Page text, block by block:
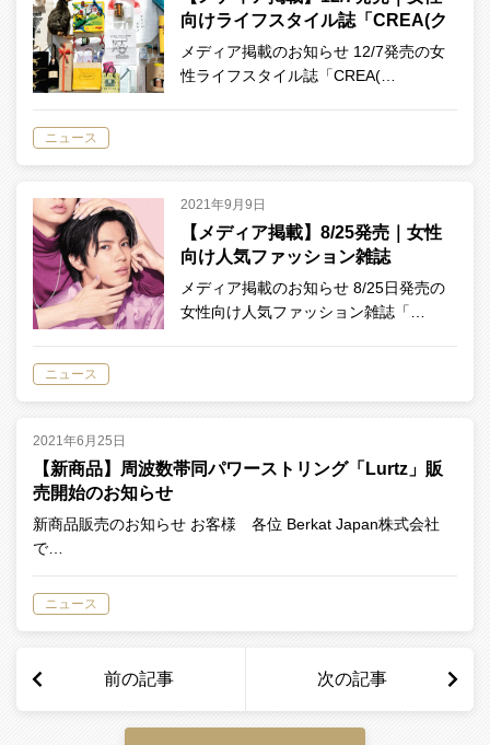
向けライフスタイル誌「CREA(ク
レア)」に掲載されました
メディア掲載のお知らせ 12/7発売の女
性ライフスタイル誌「CREA(…
ニュース
2021年9月9日
【メディア掲載】8/25発売｜女性
向け人気ファッション雑誌
「anan（アンアン）」に掲載され
ました
メディア掲載のお知らせ 8/25日発売の
女性向け人気ファッション雑誌「…
ニュース
2021年6月25日
【新商品】周波数帯同パワーストリング「Lurtz」販
売開始のお知らせ
新商品販売のお知らせ お客様 各位 Berkat Japan株式会社
で…
ニュース
前の記事 次の記事